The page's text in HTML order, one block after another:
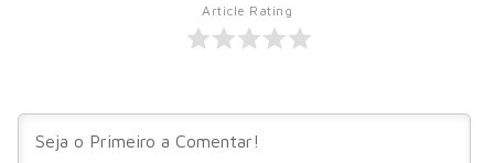
Article Rating